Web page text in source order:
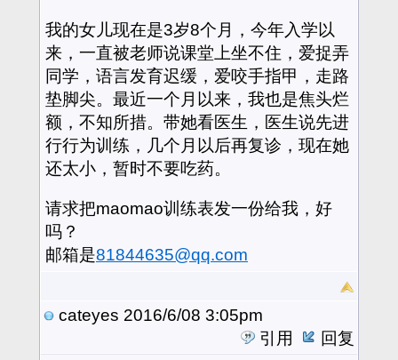
我的女儿现在是3岁8个月，今年入学以
来，一直被老师说课堂上坐不住，爱捉弄
同学，语言发育迟缓，爱咬手指甲，走路
垫脚尖。最近一个月以来，我也是焦头烂
额，不知所措。带她看医生，医生说先进
行行为训练，几个月以后再复诊，现在她
还太小，暂时不要吃药。
请求把maomao训练表发一份给我，好
吗？
邮箱是81844635@qq.com
cateyes 2016/6/08 3:05pm
引用
回复